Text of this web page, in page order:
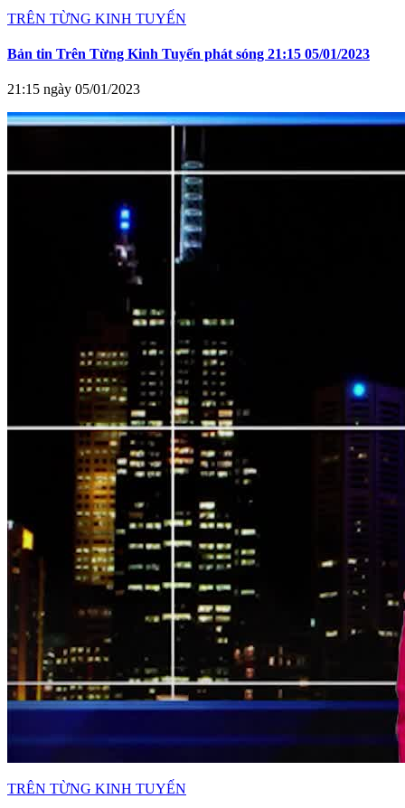
TRÊN TỪNG KINH TUYẾN
Bản tin Trên Từng Kinh Tuyến phát sóng 21:15 05/01/2023
21:15 ngày 05/01/2023
TRÊN TỪNG KINH TUYẾN